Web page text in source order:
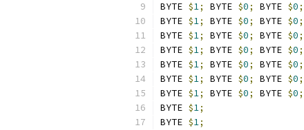
BYTE $1; BYTE $0; BYTE $0;
BYTE $1; BYTE $0; BYTE $0;
BYTE $1; BYTE $0; BYTE $0;
BYTE $1; BYTE $0; BYTE $0;
BYTE $1; BYTE $0; BYTE $0;
BYTE $1; BYTE $0; BYTE $0;
BYTE $1; BYTE $0; BYTE $0;
BYTE $1;
BYTE $1;